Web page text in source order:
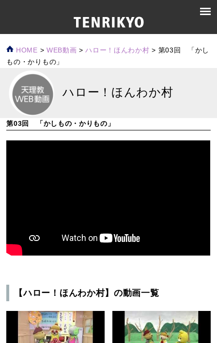
HOME > WEB動画 >ハロー！ほんわか村 > 第03回 「かし
もの・かりもの」
ハロー！ほんわか村
第03回 「かしもの・かりもの」
【ハロー！ほんわか村】の動画一覧